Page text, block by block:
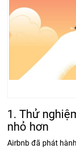
1. Thử
nhỏ hơn
Airbnb đã phát